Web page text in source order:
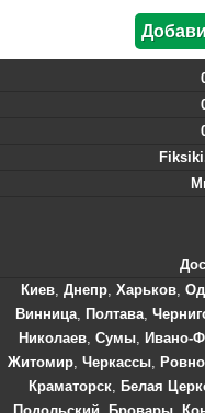
Киев, Днепр, Харьков,
Винница, Полтава,
Николаев, Сумы, Ивано-
Житомир, Черкассы, Ровно
Краматорск, Белая